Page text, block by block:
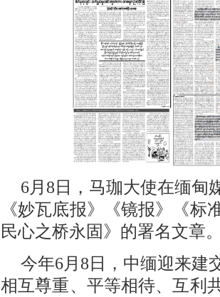
6月8日，马珈大使在缅甸
《妙瓦底报》《镜报》《
民心之桥永固》的署名文章
今年6月8日，中缅迎来建
相互尊重、平等相待、互利